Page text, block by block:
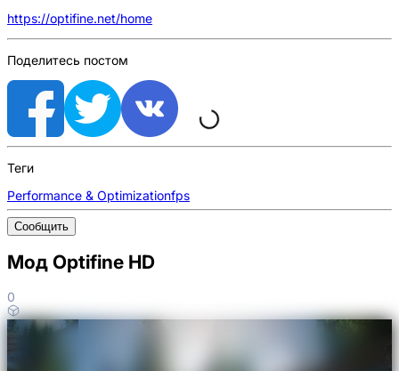
https://optifine.net/home
Поделитесь постом
Теги
Performance & Optimizationfps
Сообщить
Мод Optifine HD
0